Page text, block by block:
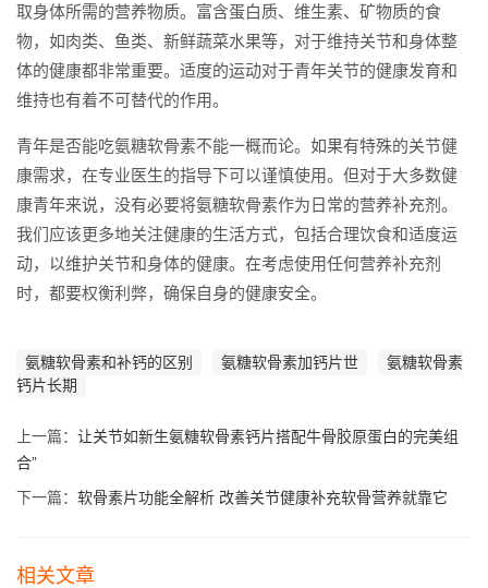
取身体所需的营养物质。富含蛋白质、维生素、矿物质的食
物，如肉类、鱼类、新鲜蔬菜水果等，对于维持关节和身体整
体的健康都非常重要。适度的运动对于青年关节的健康发育和
维持也有着不可替代的作用。
青年是否能吃氨糖软骨素不能一概而论。如果有特殊的关节健
康需求，在专业医生的指导下可以谨慎使用。但对于大多数健
康青年来说，没有必要将氨糖软骨素作为日常的营养补充剂。
我们应该更多地关注健康的生活方式，包括合理饮食和适度运
动，以维护关节和身体的健康。在考虑使用任何营养补充剂
时，都要权衡利弊，确保自身的健康安全。
氨糖软骨素和补钙的区别 氨糖软骨素加钙片世
氨糖软骨素
钙片长期
上一篇： 让关节如新生氨糖软骨素钙片搭配牛骨胶原蛋白的完美组
合”
下一篇： 软骨素片功能全解析 改善关节健康补充软骨营养就靠它
相关文章